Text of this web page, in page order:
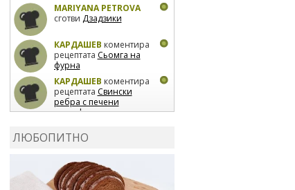
MARIYANA PETROVA
сготви Дзадзики
КАРДАШЕВ коментира
рецептата Сьомга на
фурна
КАРДАШЕВ коментира
рецептата Свински
ребра с печени
картофи
лимон
коментира рецептата
Киноа със зеленчуци
ЛЮБОПИТНО